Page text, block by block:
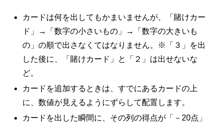
カードは何を出してもかまいませんが、「賭けカー
ド」→「数字の小さいもの」→「数字の大きいも
の」の順で出さなくてはなりません。※「３」を出
した後に、「賭けカード」と「２」は出せないな
ど。
カードを追加するときは、すでにあるカードの上
に、数値が見えるようにずらして配置します。
カードを出した瞬間に、その列の得点が「－20点」